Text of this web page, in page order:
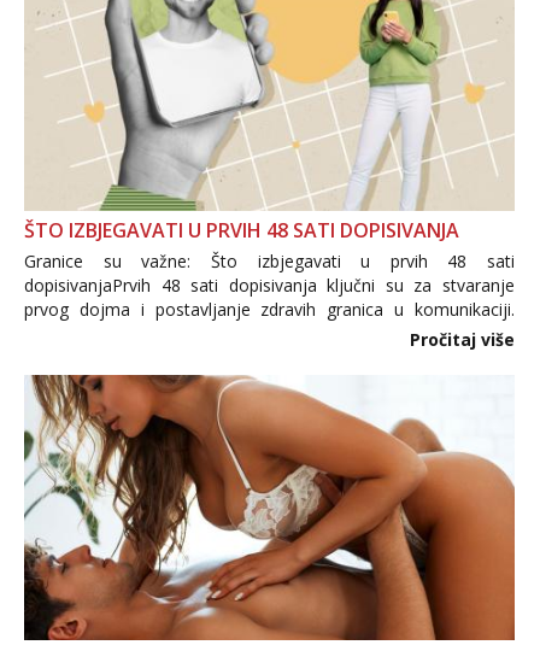
ŠTO IZBJEGAVATI U PRVIH 48 SATI DOPISIVANJA
Granice su važne: Što izbjegavati u prvih 48 sati
dopisivanjaPrvih 48 sati dopisivanja ključni su za stvaranje
prvog dojma i postavljanje zdravih granica u komunikaciji.
Važno je izbjeći prebrzo otkrivanje osobnih ili intimnih
informacija, jer nepoznata osoba još nije zaslužila to
povjerenje. Takođe...
Pročitaj više